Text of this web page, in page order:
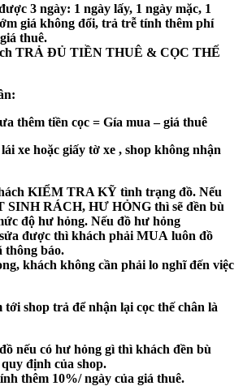
3 ngày: 1 ngày lấy, 1 ngày mặc, 1
giá không đổi, trả trễ tính thêm phí
thuê.
TRẢ ĐỦ TIỀN THUÊ & CỌC THẾ
thêm tiền cọc = Gía mua – giá thuê
xe hoặc giấy tờ xe , shop không nhận
KIỂM TRA KỸ tình trạng đồ. Nếu
SINH RÁCH, HƯ HỎNG thì sẽ đền bù
độ hư hỏng. Nếu đồ hư hỏng
sửa được thì khách phải MUA luôn đồ
thông báo.
khách không cần phải lo nghĩ đến việc
tới shop trả để nhận lại cọc thế chân là
nếu có hư hỏng gì thì khách đền bù
định của shop.
thêm 10%/ ngày của giá thuê.